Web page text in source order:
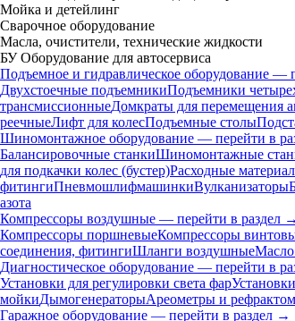
Мойка и детейлинг
Сварочное оборудование
Масла, очистители, технические жидкости
БУ Оборудование для автосервиса
Подъемное и гидравлическое оборудование —
Двухстоечные подъемникиПодъемники
трансмиссионныеДомкраты для перемещения
реечныеЛифт для колесПодъемные столы
Шиномонтажное оборудование — перейти в
Балансировочные станкиШиномонтажные
для подкачки колес (бустер)Расходные
фитингиПневмошлифмашинкиВулканизаторы
азота
Компрессоры воздушные — перейти в раздел →
Компрессоры поршневыеКомпрессоры
соединения, фитингиШланги воздушныеМасло
Диагностическое оборудование — перейти в
Установки для регулировки света фар
мойкиДымогенераторыАреометры и
Гаражное оборудование — перейти в раздел →